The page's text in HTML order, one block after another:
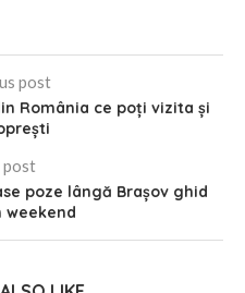
post
România ce poți vizita și
post
poze lângă Brașov ghid
weekend